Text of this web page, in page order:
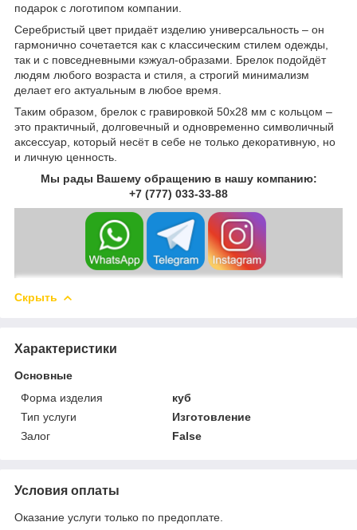
подарок с логотипом компании.
Серебристый цвет придаёт изделию универсальность – он
гармонично сочетается как с классическим стилем одежды,
так и с повседневными кэжуал-образами. Брелок подойдёт
людям любого возраста и стиля, а строгий минимализм
делает его актуальным в любое время.
Таким образом, брелок с гравировкой 50х28 мм с кольцом –
это практичный, долговечный и одновременно символичный
аксессуар, который несёт в себе не только декоративную, но
и личную ценность.
Мы рады Вашему обращению в нашу компанию:
+7 (777) 033-33-88
Скрыть
Характеристики
Основные
Форма изделия
куб
Тип услуги
Изготовление
Залог
False
Условия оплаты
Оказание услуги только по предоплате.